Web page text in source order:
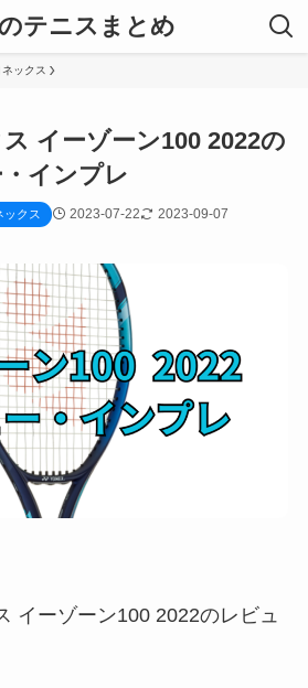
テニスまとめ
ネックス
イーゾーン100 2022の
インプレ
ックス 2023-07-22 2023-09-07
イーゾーン100 2022のレビュ